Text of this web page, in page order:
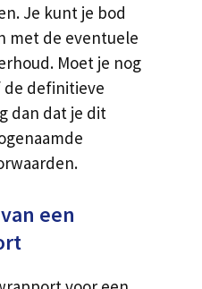
Je kunt je bod
met de eventuele
Moet je nog
definitieve
dan dat je dit
een